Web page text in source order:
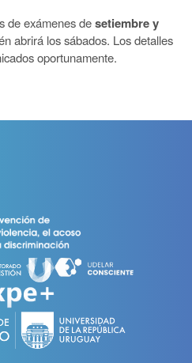
de exámenes desetiembre y
abrirá los sábados. Los detalles
oportunamente.